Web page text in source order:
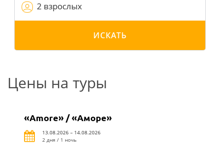
2 взрослых
ИСКАТЬ
Цены на туры
«Amore» / «Аморе»
13.08.2026 – 14.08.2026
2 дня / 1 ночь